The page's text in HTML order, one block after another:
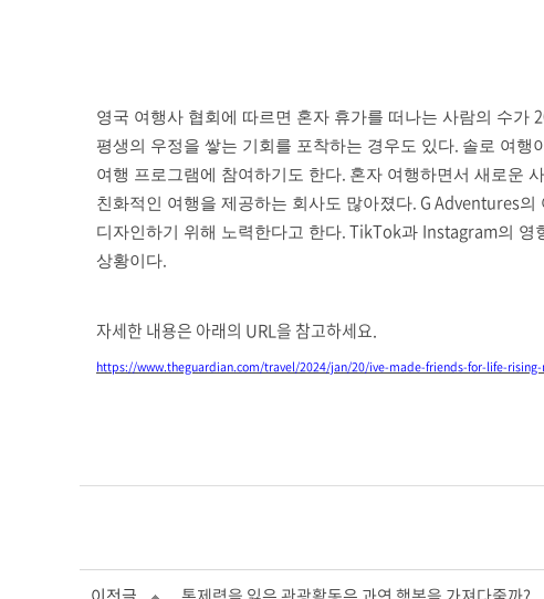
영국 여행사 협회에 따르면 혼자 휴가를 떠나는 사람의 수가
평생의 우정을 쌓는 기회를 포착하는 경우도 있다. 솔로 여행
여행 프로그램에 참여하기도 한다. 혼자 여행하면서 새로운
친화적인 여행을 제공하는 회사도 많아졌다. G Adventures의
디자인하기 위해 노력한다고 한다. TikTok과 Instagram의 영
상황이다.
자세한 내용은 아래의 URL을 참고하세요.
https://www.theguardian.com/travel/2024/jan/20/ive-made-friends-for-life-